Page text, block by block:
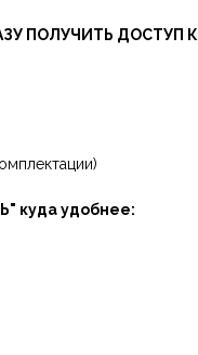
ПОЛУЧИТЬ ДОСТУП К
куда удобнее: